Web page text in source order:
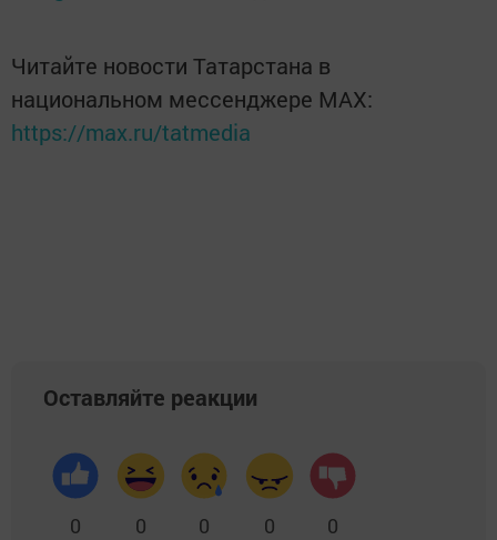
Читайте новости Татарстана в
национальном мессенджере MАХ:
https://max.ru/tatmedia
Оставляйте реакции
0 0 0 0 0